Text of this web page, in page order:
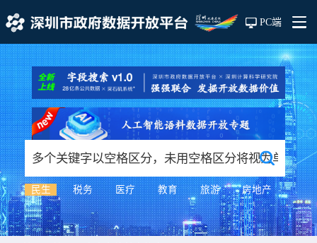
PC端
民生 税务 医疗 教育 旅游 房地产